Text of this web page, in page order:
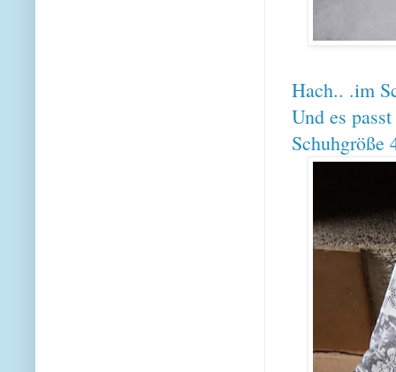
Hach.. .im
Und es
Schuhgröße